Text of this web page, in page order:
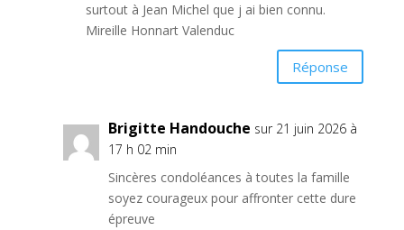
surtout à Jean Michel que j ai bien connu.
Mireille Honnart Valenduc
Réponse
Brigitte Handouche sur 21 juin 2026 à
17 h 02 min
Sincères condoléances à toutes la famille
soyez courageux pour affronter cette dure
épreuve